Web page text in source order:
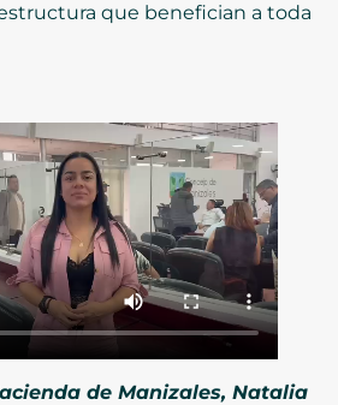
que benefician a toda
de Manizales, Natalia